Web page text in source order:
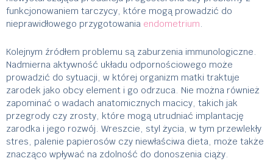
funkcjonowaniem tarczycy, które mogą prowadzić do
nieprawidłowego przygotowania endometrium
Kolejnym źródłem problemu są zaburzenia immunologiczne.
Nadmierna aktywność układu odpornościowego może
prowadzić do sytuacji, w której organizm matki traktuje
zarodek jako obcy element i go odrzuca. Nie można również
zapominać o wadach anatomicznych macicy, takich jak
przegrody czy zrosty, które mogą utrudniać implantację
zarodka i jego rozwój. Wreszcie, styl życia, w tym przewlekły
stres, palenie papierosów czy niewłaściwa dieta, może także
znacząco wpływać na zdolność do donoszenia ciąży.